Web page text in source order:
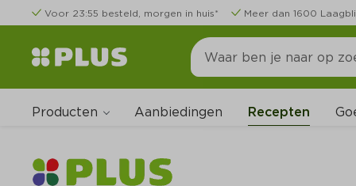
Voor 23:55 besteld, morgen in huis* Meer dan 1600
Producten Aanbiedingen Recepten